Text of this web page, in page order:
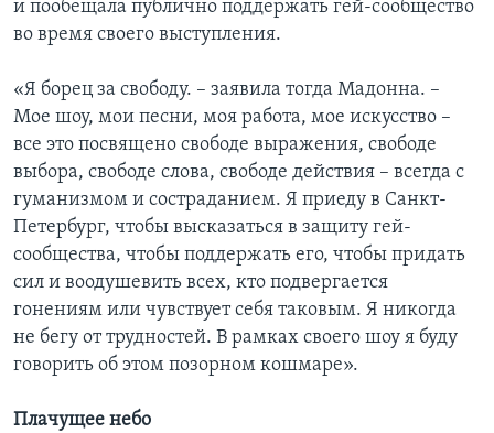
и пообещала публично поддержать гей-сообщество
во время своего выступления.
«Я борец за свободу. – заявила тогда Мадонна. –
Мое шоу, мои песни, моя работа, мое искусство –
все это посвящено свободе выражения, свободе
выбора, свободе слова, свободе действия – всегда с
гуманизмом и состраданием. Я приеду в Санкт-
Петербург, чтобы высказаться в защиту гей-
сообщества, чтобы поддержать его, чтобы придать
сил и воодушевить всех, кто подвергается
гонениям или чувствует себя таковым. Я никогда
не бегу от трудностей. В рамках своего шоу я буду
говорить об этом позорном кошмаре».
Плачущее небо